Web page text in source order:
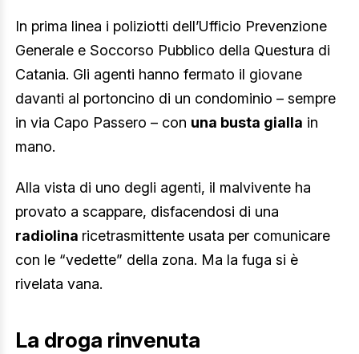
In prima linea i poliziotti dell’Ufficio Prevenzione
Generale e Soccorso Pubblico della Questura di
Catania. Gli agenti hanno fermato il giovane
davanti al portoncino di un condominio – sempre
in via Capo Passero – con una busta gialla in
mano.
Alla vista di uno degli agenti, il malvivente ha
provato a scappare, disfacendosi di una
radiolina ricetrasmittente usata per comunicare
con le “vedette” della zona. Ma la fuga si è
rivelata vana.
La droga rinvenuta